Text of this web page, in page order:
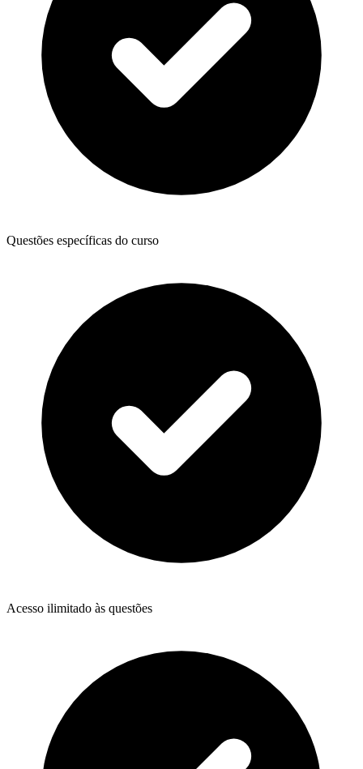
Questões específicas do curso
Acesso ilimitado às questões